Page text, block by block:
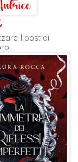
il post di